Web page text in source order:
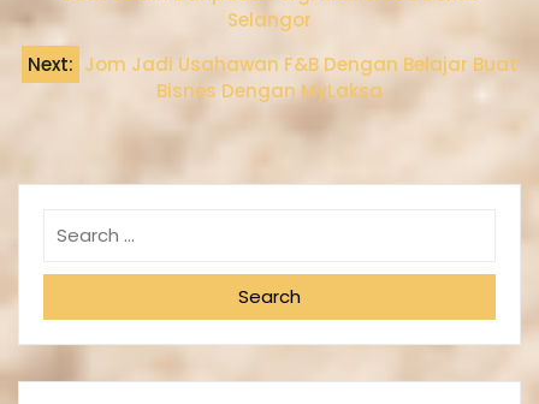
Selangor
Next: Jom Jadi Usahawan F&B Dengan Belajar Buat
Bisnes Dengan MyLaksa
Search